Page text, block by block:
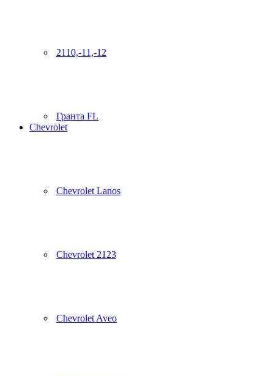
2110,-11,-12
Гранта FL
Chevrolet
Chevrolet Lanos
Chevrolet 2123
Chevrolet Aveo